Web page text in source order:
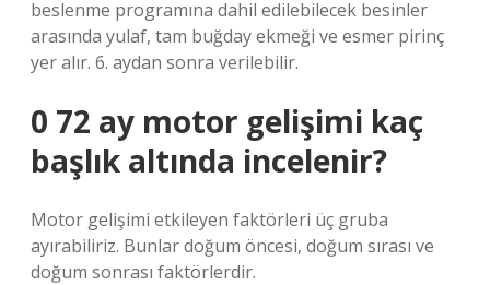
beslenme programına dahil edilebilecek besinler
arasında yulaf, tam buğday ekmeği ve esmer pirinç
yer alır. 6. aydan sonra verilebilir.
0 72 ay motor gelişimi kaç
başlık altında incelenir?
Motor gelişimi etkileyen faktörleri üç gruba
ayırabiliriz. Bunlar doğum öncesi, doğum sırası ve
doğum sonrası faktörlerdir.